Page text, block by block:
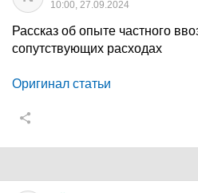
10:00, 27.09.2024
Рассказ об опыте частного
сопутствующих расходах
Оригинал статьи